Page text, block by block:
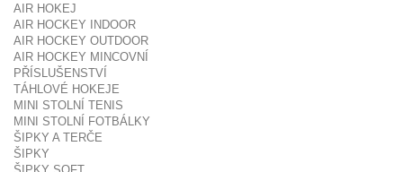
AIR HOKEJ
AIR HOCKEY INDOOR
AIR HOCKEY OUTDOOR
AIR HOCKEY MINCOVNÍ
PŘÍSLUŠENSTVÍ
TÁHLOVÉ HOKEJE
MINI STOLNÍ TENIS
MINI STOLNÍ FOTBÁLKY
ŠIPKY A TERČE
ŠIPKY